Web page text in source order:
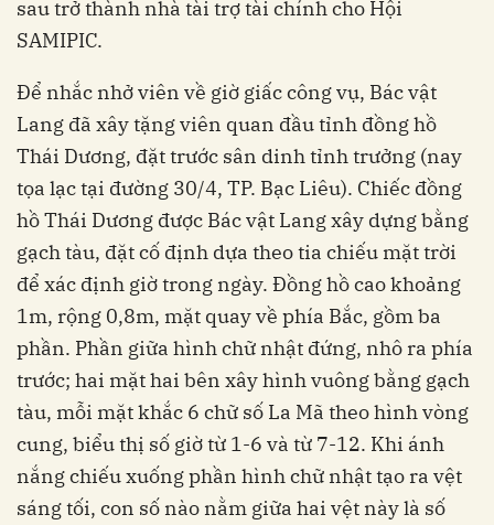
sau trở thành nhà tài trợ tài chính cho Hội
SAMIPIC.
Để nhắc nhở viên về giờ giấc công vụ, Bác vật
Lang đã xây tặng viên quan đầu tỉnh đồng hồ
Thái Dương, đặt trước sân dinh tỉnh trưởng (nay
tọa lạc tại đường 30/4, TP. Bạc Liêu). Chiếc đồng
hồ Thái Dương được Bác vật Lang xây dựng bằng
gạch tàu, đặt cố định dựa theo tia chiếu mặt trời
để xác định giờ trong ngày. Đồng hồ cao khoảng
1m, rộng 0,8m, mặt quay về phía Bắc, gồm ba
phần. Phần giữa hình chữ nhật đứng, nhô ra phía
trước; hai mặt hai bên xây hình vuông bằng gạch
tàu, mỗi mặt khắc 6 chữ số La Mã theo hình vòng
cung, biểu thị số giờ từ 1-6 và từ 7-12. Khi ánh
nắng chiếu xuống phần hình chữ nhật tạo ra vệt
sáng tối, con số nào nằm giữa hai vệt này là số